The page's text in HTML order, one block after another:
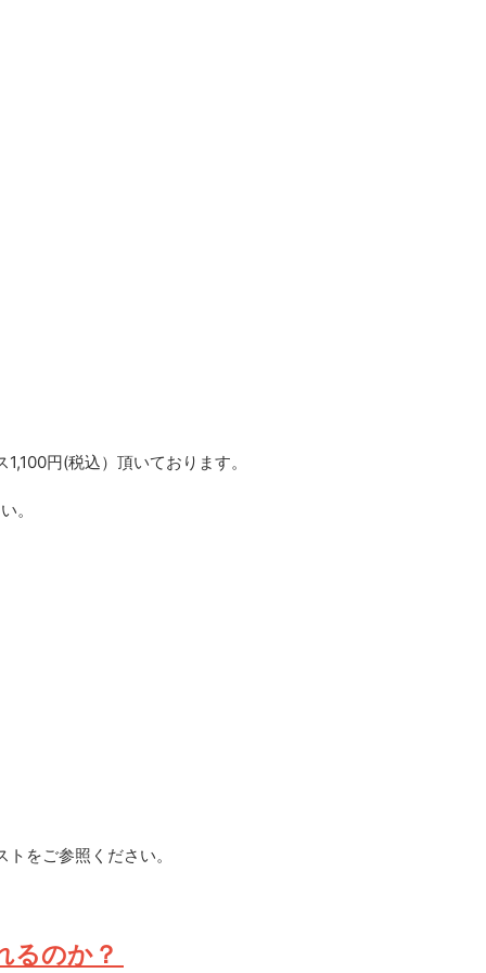
円(税込）頂いております。
。
をご参照ください。
るのか？